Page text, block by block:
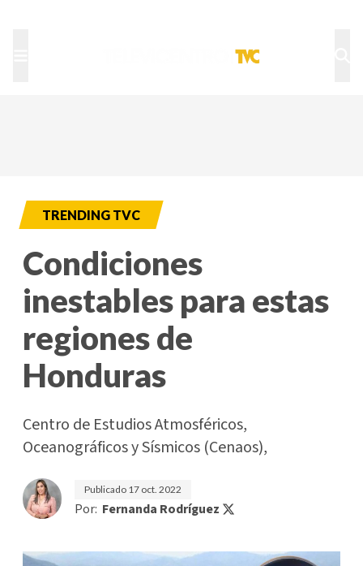
TRENDING TVC
Condiciones
inestables para estas
regiones de
Honduras
Centro de Estudios Atmosféricos,
Oceanográficos y Sísmicos (Cenaos),
Publicado 17 oct. 2022
Por: Fernanda Rodríguez